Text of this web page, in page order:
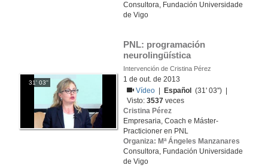
Consultora, Fundación Universidade
de Vigo
31' 03''
PNL: programación
neurolingüística
Intervención de Cristina Pérez
1 de out. de 2013
Vídeo
Español
(31' 03'') |
Visto:3537 veces
Cristina Pérez
Empresaria, Coach e Máster-
Practicioner en PNL
Organiza: Mª Ángeles Manzanares
Consultora, Fundación Universidade
de Vigo